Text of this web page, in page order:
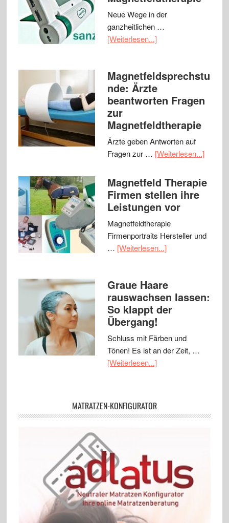
Neue Wege in der
ganzheitlichen …
[Weiterlesen...]
Magnetfeldsprechstu
nde: Ärzte
beantworten Fragen
zur
Magnetfeldtherapie
Ärzte geben Antworten auf
Fragen zur … [Weiterlesen...]
Magnetfeld Therapie
Firmen stellen ihre
Leistungen vor
Magnetfeldtherapie
Firmenportraits Hersteller und
… [Weiterlesen...]
Graue Haare
rauswachsen lassen:
So klappt der
Übergang!
Schluss mit Färben und
Tönen! Es ist an der Zeit, …
[Weiterlesen...]
MATRATZEN-KONFIGURATOR